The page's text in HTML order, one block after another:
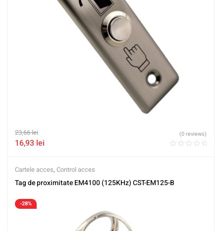
23,66lei
16,93 lei
(0 reviews)
Cartele acces, Control acces
Tag de proximitate EM4100 (125KHz) CST-EM125-B
-28%